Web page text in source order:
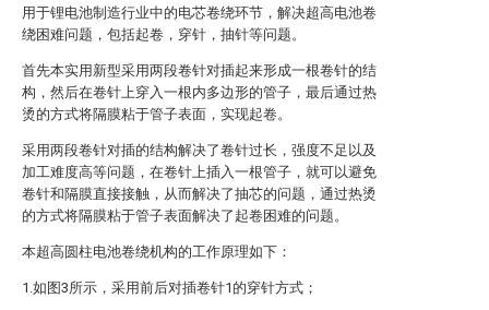
用于锂电池制造行业中的电芯卷绕环节，解决超高电池卷
绕困难问题，包括起卷，穿针，抽针等问题。
首先本实用新型采用两段卷针对插起来形成一根卷针的结
构，然后在卷针上穿入一根内多边形的管子，最后通过热
烫的方式将隔膜粘于管子表面，实现起卷。
采用两段卷针对插的结构解决了卷针过长，强度不足以及
加工难度高等问题，在卷针上插入一根管子，就可以避免
卷针和隔膜直接接触，从而解决了抽芯的问题，通过热烫
的方式将隔膜粘于管子表面解决了起卷困难的问题。
本超高圆柱电池卷绕机构的工作原理如下：
1.如图3所示，采用前后对插卷针1的穿针方式；